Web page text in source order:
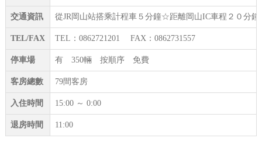
交通資訊 從JR岡山站搭乘計程車５分鐘☆距離岡山IC車程２０分
TEL/FAX TEL：0862721201 FAX：0862731557
停車場 有 350輛 按順序 免費
客房總數 79間客房
入住時間 15:00 ～ 0:00
退房時間 11:00